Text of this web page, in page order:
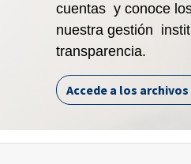
cuentas y conoce
nuestra gestión
transparencia.
Accede a los